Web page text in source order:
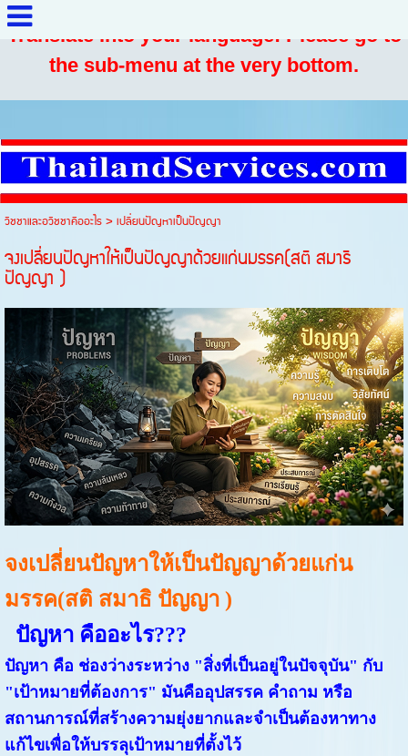
Translate into your language: Please go to
the sub-menu at the very bottom.
วิชชาและอวิชชาคืออะไร>เปลี่ยนปัญหาเป็นปัญญา
จงเปลี่ยนปัญหาให้เป็นปัญญาด้วยแก่นมรรค(สติ สมาธิ
ปัญญา )
จงเปลี่ยนปัญหาให้เป็นปัญญาด้วยแก่น
มรรค(สติ สมาธิ ปัญญา )
ปัญหา คืออะไร???
ปัญหา คือ ช่องว่างระหว่าง "สิ่งที่เป็นอยู่ในปัจจุบัน" กับ
"เป้าหมายที่ต้องการ" มันคืออุปสรรค คำถาม หรือ
สถานการณ์ที่สร้างความยุ่งยากและจำเป็นต้องหาทาง
แก้ไขเพื่อให้บรรลุเป้าหมายที่ตั้งไว้